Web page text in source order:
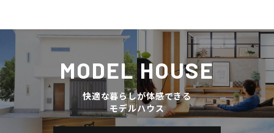
MODEL HOUSE
快適な暮らしが体感できる
モデルハウス